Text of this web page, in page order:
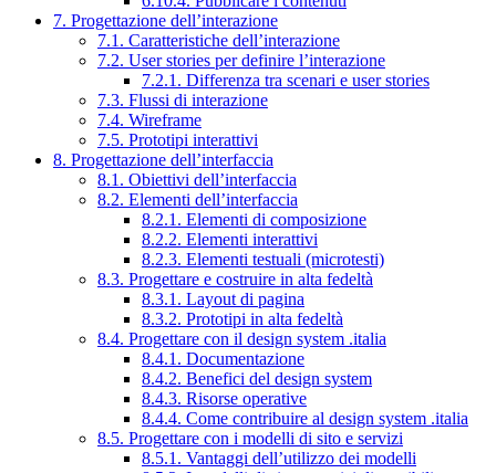
7. Progettazione dell’interazione
7.1. Caratteristiche dell’interazione
7.2. User stories per definire l’interazione
7.2.1. Differenza tra scenari e user stories
7.3. Flussi di interazione
7.4. Wireframe
7.5. Prototipi interattivi
8. Progettazione dell’interfaccia
8.1. Obiettivi dell’interfaccia
8.2. Elementi dell’interfaccia
8.2.1. Elementi di composizione
8.2.2. Elementi interattivi
8.2.3. Elementi testuali (microtesti)
8.3. Progettare e costruire in alta fedeltà
8.3.1. Layout di pagina
8.3.2. Prototipi in alta fedeltà
8.4. Progettare con il design system .italia
8.4.1. Documentazione
8.4.2. Benefici del design system
8.4.3. Risorse operative
8.4.4. Come contribuire al design system .italia
8.5. Progettare con i modelli di sito e servizi
8.5.1. Vantaggi dell’utilizzo dei modelli